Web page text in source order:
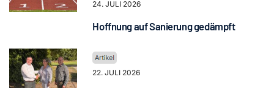
24. JULI 2026
Hoffnung auf Sanierung gedämpft
22. JULI 2026